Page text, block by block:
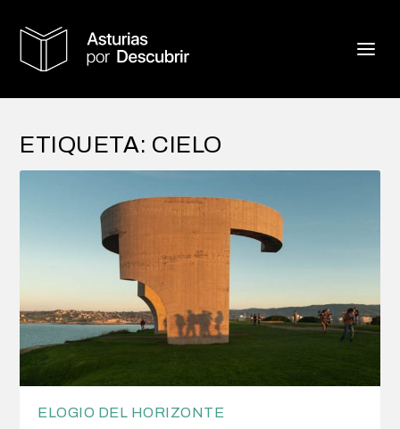
ETIQUETA: CIELO
ELOGIO DEL HORIZONTE